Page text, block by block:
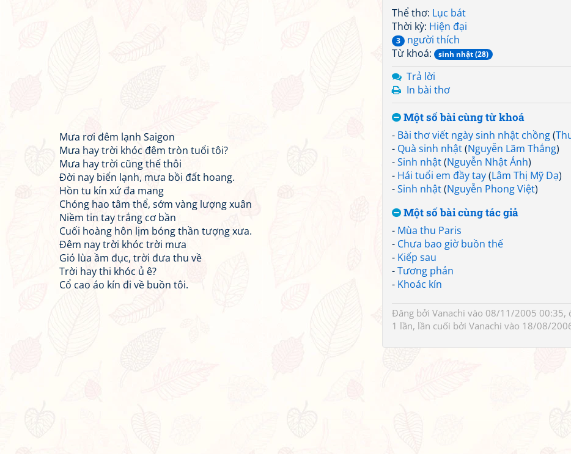
Thể thơ: Lục bát
Thời kỳ: Hiện đại
3
người thích
Từ khoá:
sinh nhật (28)
Trả lời
In bài thơ
Một số bài cùng từ khoá
- Bài thơ viết ngày sinh nhật chồng(
- Quà sinh nhật(Nguyễn Lãm Thắng)
-Sinh nhật(Nguyễn Nhật Ánh)
- Hái tuổi em đầy tay(Lâm Thị Mỹ Dạ)
-Sinh nhật(Nguyễn Phong Việt)
Một số bài cùng tác giả
- Mùa thu Paris
- Chưa bao giờ buồn thế
- Kiếp sau
-Tương phản
- Khoác kín
Đăng bởi Vanachi vào 08/11/2005 00:35,
1 lần, lần cuối bởi Vanachi vào 18/08/
Mưa rơi đêm lạnh Saigon
Mưa hay trời khóc đêm tròn tuổi tôi?
Mưa hay trời cũng thế thôi
Đời nay biển lạnh, mưa bồi đất hoang.
Hồn tu kín xứ đa mang
Chóng hao tâm thể, sớm vàng lượng xuân
Niềm tin tay trắng cơ bần
Cuối hoàng hôn lịm bóng thần tượng xưa.
Đêm nay trời khóc trời mưa
Gió lùa ầm đục, trời đưa thu về
Trời hay thi khóc ủ ê?
Cổ cao áo kín đi về buồn tôi.